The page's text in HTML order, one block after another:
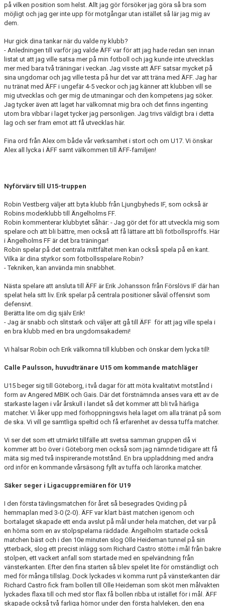
på vilken position som helst. Allt jag gör försöker jag göra så bra som
möjligt och jag ger inte upp för motgångar utan istället så lär jag mig av
dem.
Hur gick dina tankar när du valde ny klubb?
- Anledningen till varför jag valde ÄFF var för att jag hade redan sen innan
listat ut att jag ville satsa mer på min fotboll och jag kunde inte utvecklas
mer med bara två träningar i veckan. Jag visste att ÄFF satsar mycket på
sina ungdomar och jag ville testa på hur det var att träna med ÄFF. Jag har
nu tränat med ÄFF i ungefär 4-5 veckor och jag känner att klubben vill se
mig utvecklas och ger mig de utmaningar och den kompetens jag söker.
Jag tycker även att laget har välkomnat mig bra och det finns ingenting
utom bra vibbar i laget tycker jag personligen. Jag trivs väldigt bra i detta
lag och ser fram emot att få utvecklas här.
Fina ord från Alex om både vår verksamhet i stort och om U17. Vi önskar
Alex all lycka i ÄFF samt välkommen till ÄFF-familjen!
Nyförvärv till U15-truppen
Robin Vestberg väljer att byta klubb från Ljungbyheds IF, som också är
Robins moderklubb till Ängelholms FF.
Robin kommenterar klubbytet såhär: - Jag gör det för att utveckla mig som
spelare och att bli bättre, men också att få lättare att bli fotbollsproffs. Här
i Ängelholms FF är det bra träningar!
Robin spelar på det centrala mittfältet men kan också spela på en kant.
Vilka är dina styrkor som fotbollsspelare Robin?
- Tekniken, kan använda min snabbhet.
Nästa spelare att ansluta till ÄFF är Erik Johansson från Förslövs IF där han
spelat hela sitt liv. Erik spelar på centrala positioner såväl offensivt som
defensivt.
Berätta lite om dig själv Erik!
- Jag är snabb och slitstark och väljer att gå till ÄFF för att jag ville spela i
en bra klubb med en bra ungdomsakademi!
Vi hälsar Robin och Erik välkomna till klubben och önskar dem lycka till!
Calle Paulsson, huvudtränare U15 om kommande matchläger
U15 beger sig till Göteborg, i två dagar för att möta kvalitativt motstånd i
form av Angered MBIK och Gais. Där det förstnämnda anses vara ett av de
starkaste lagen i vår årskull i landet så det kommer att bli två härliga
matcher. Vi åker upp med förhoppningsvis hela laget om alla tränat på som
de ska. Vi vill ge samtliga speltid och få erfarenhet av dessa tuffa matcher.
Vi ser det som ett utmärkt tillfälle att svetsa samman gruppen då vi
kommer att bo över i Göteborg men också som jag nämnde tidigare att få
mäta sig med två inspirerande motstånd. En bra uppladdning med andra
ord inför en kommande vårsäsong fyllt av tuffa och lärorika matcher.
Säker seger i Ligacuppremiären för U19
I den första tävlingsmatchen för året så besegrades Qviding på
hemmaplan med 3-0 (2-0). ÄFF var klart bäst matchen igenom och
bortalaget skapade ett enda avslut på mål under hela matchen, det var på
en hörna som en av stolpspelarna räddade. Ängelholm startade också
matchen bäst och i den 10e minuten slog Olle Heideman tunnel på sin
ytterback, slog ett precist inlägg som Richard Castro stötte i mål från bakre
stolpen, ett vackert anfall som startade med en spelvändning från
vänsterkanten. Efter den fina starten så blev spelet lite för omständligt och
med för många tillslag. Dock lyckades vi komma runt på vänsterkanten där
Richard Castro fick fram bollen till Olle Heideman som sköt men målvakten
lyckades flaxa till och med stor flax få bollen ribba ut istället för i mål. ÄFF
skapade också två farliga hörnor under den första halvleken, den ena